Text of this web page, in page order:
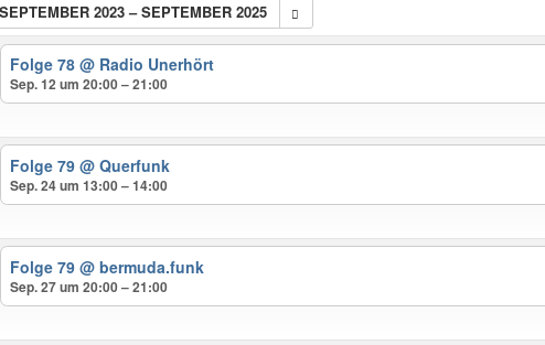
SEPTEMBER 2023 – SEPTEMBER 2025
Folge 78@ Radio Unerhört
Sep. 12 um 20:00 – 21:00
Folge 79@ Querfunk
Sep. 24 um 13:00 – 14:00
Folge 79@ bermuda.funk
Sep. 27 um 20:00 – 21:00